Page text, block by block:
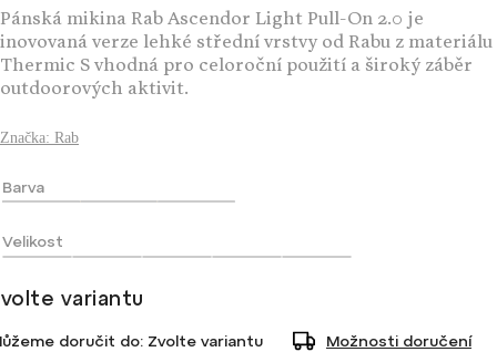
Pánská mikina Rab Ascendor Light Pull-On 2.0 je
inovovaná verze lehké střední vrstvy od Rabu z materiálu
Thermic S vhodná pro celoroční použití a široký záběr
outdoorových aktivit.
Značka: Rab
Barva
Velikost
variantu
doručit do: Zvolte variantu Možnosti doručení